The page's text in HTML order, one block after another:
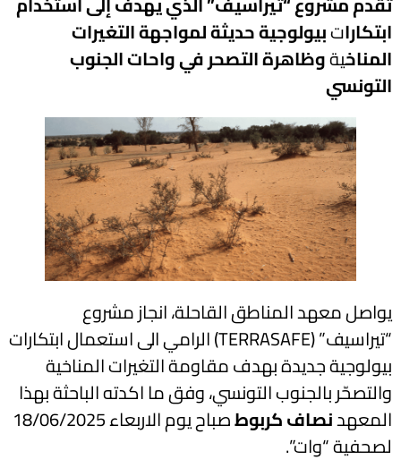
ابتكاراتبيولوجية حديثة لمواجهة التغيرات
المناخيةوظاهرة التصحر في واحات الجنوب
التونسي
يواصل معهد المناطق القاحلة، انجاز مشروع
“تيراسيف” (TERRASAFE) الرامي الى استعمال ابتكارات
بيولوجية جديدة بهدف مقاومة التغيرات المناخية
والتصحّر بالجنوب التونسي، وفق ما اكدته الباحثة بهذا
المعهدنصاف كربوط
لصحفية “وات”.